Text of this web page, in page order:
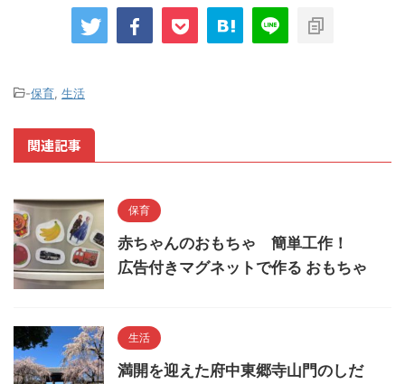
-保育 生活
関連記事
保育
赤ちゃんのおもちゃ 簡単工作！
広告付きマグネットで作る おもちゃ
生活
満開を迎えた府中東郷寺山門のしだ